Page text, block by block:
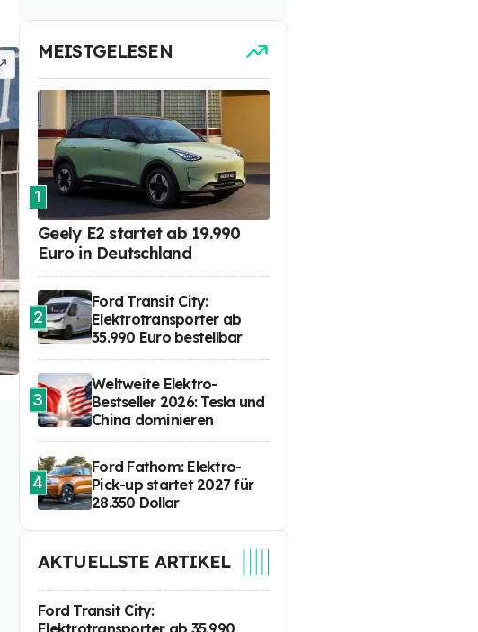
MEISTGELESEN
1
Geely E2 startet ab 19.990
Euro in Deutschland
2
Ford Transit City:
Elektrotransporter ab
35.990 Euro bestellbar
3
Weltweite Elektro-
Bestseller 2026: Tesla und
China dominieren
4
Ford Fathom: Elektro-
Pick-up startet 2027 für
28.350 Dollar
AKTUELLSTE ARTIKEL
Ford Transit City:
Elektrotransporter ab 35.990